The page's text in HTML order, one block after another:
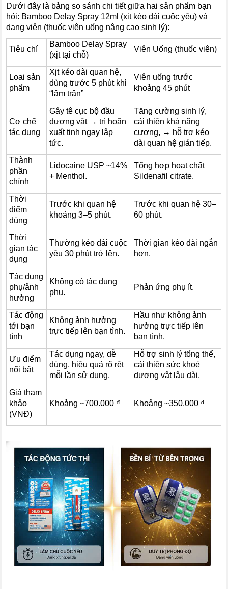
Dưới đây là bảng so sánh chi tiết giữa hai sản phẩm bạn
hỏi: Bamboo Delay Spray 12ml (xịt kéo dài cuộc yêu) và
dạng viên (thuốc viên uống nâng cao sinh lý):
Tiêu chí
Bamboo Delay Spray
(xịt tại chỗ)
Viên Uống (thuốc viên)
Loại sản
phẩm
Xịt kéo dài quan hệ,
dùng trước 5 phút khi
“lâm trận”
Viên uống trước
khoảng 45 phút
Cơ chế
tác dụng
Gây tê cục bộ đầu
dương vật → trì hoãn
xuất tinh ngay lập
tức.
Tăng cường sinh lý,
cải thiện khả năng
cương, → hỗ trợ kéo
dài quan hệ gián tiếp.
Thành
phần
chính
Lidocaine USP ~14%
+ Menthol.
Tổng hợp hoạt chất
Sildenafil citrate.
Thời
điểm
dùng
Trước khi quan hệ
khoảng 3–5 phút.
Trước khi quan hệ 30–
60 phút.
Thời
gian tác
dụng
Thường kéo dài cuộc
yêu 30 phút trở lên.
Thời gian kéo dài ngắn
hơn.
Tác dụng
phụ/ảnh
hưởng
Không có tác dụng
phụ.
Phản ứng phụ ít.
Tác động
tới bạn
tình
Không ảnh hưởng
trực tiếp lên bạn tình.
Hầu như không ảnh
hưởng trực tiếp lên
bạn tình.
Ưu điểm
nổi bật
Tác dụng ngay, dễ
dùng, hiệu quả rõ rệt
mỗi lần sử dụng.
Hỗ trợ sinh lý tổng thể,
cải thiện sức khoẻ
dương vật lâu dài.
Giá tham
khảo
(VNĐ)
Khoảng ~700.000 ₫ Khoảng ~350.000 ₫